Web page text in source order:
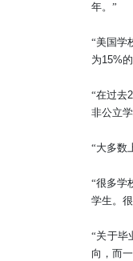
年。”
“美国学
为15%
“在过去
非公立
“大多数
“很多学
学生。
“关于毕
向，而